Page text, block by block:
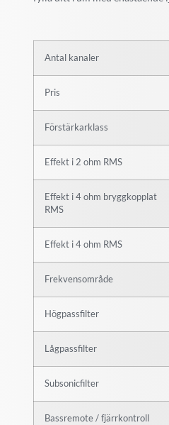
Antal kanaler
Pris
Förstärkarklass
Effekt i 2 ohm RMS
Effekt i 4 ohm bryggkopplat
RMS
Effekt i 4 ohm RMS
Frekvensområde
Högpassfilter
Lågpassfilter
Subsonicfilter
Bassremote / fjärrkontroll